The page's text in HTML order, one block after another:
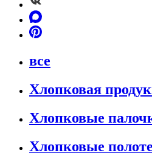
все
Хлопковая
Хлопковые
Хлопковые